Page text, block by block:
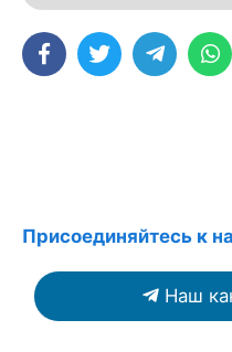
Присоединяйтесь к
Наш